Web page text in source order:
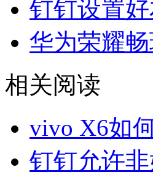
钉钉设置
华为荣耀
相关阅读
vivo X6如
钉钉允许